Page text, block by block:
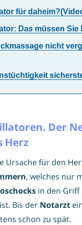
für
Das müssen Sie
nicht
Der
Herz
Ursache für den
, welches nur
in den Griff
Bis der Notarzt
schon zu spät.